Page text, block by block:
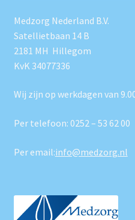
Medzorg Nederland B.V.
Satellietbaan 14 B
2181 MH Hillegom
KvK 34077336
Wij zijn op werkdagen van
Per telefoon: 0252 – 53 62 00
Per email:info@medzorg.nl